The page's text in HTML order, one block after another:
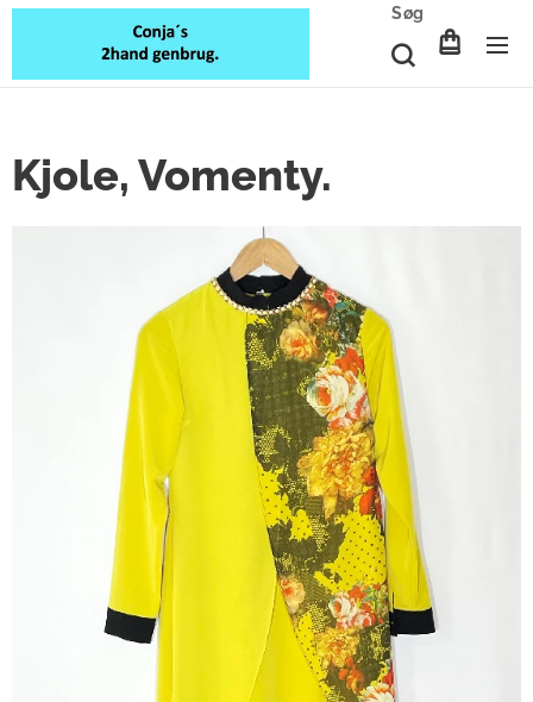
Søg
Kjole, Vomenty.